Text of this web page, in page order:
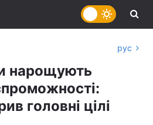
рус
нарощують
головні цілі